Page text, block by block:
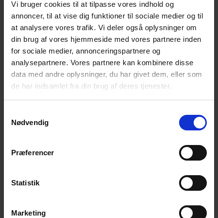
Vi bruger cookies til at tilpasse vores indhold og
annoncer, til at vise dig funktioner til sociale medier og til
at analysere vores trafik. Vi deler også oplysninger om
din brug af vores hjemmeside med vores partnere inden
for sociale medier, annonceringspartnere og
analysepartnere. Vores partnere kan kombinere disse
data med andre oplysninger, du har givet dem, eller som
de har indsamlet fra din brug af deres tjenester.
Nødvendig
Præferencer
Statistik
Marketing
Hanne Tang, Vestervig
John Jespersen, Ejlstrup
Lis Kaspersen, Odense
Ole Specht Jensen, Sorø
Helle Damm-Henrichsen, Vejle
Preben Bøgelund, Lystrup
Suppleanter: